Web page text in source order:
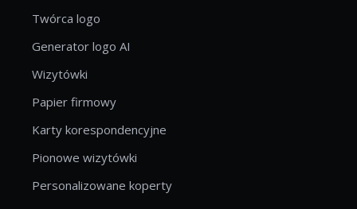
Twórca logo
Generator logo AI
Wizytówki
Papier firmowy
Karty korespondencyjne
Pionowe wizytówki
Personalizowane koperty